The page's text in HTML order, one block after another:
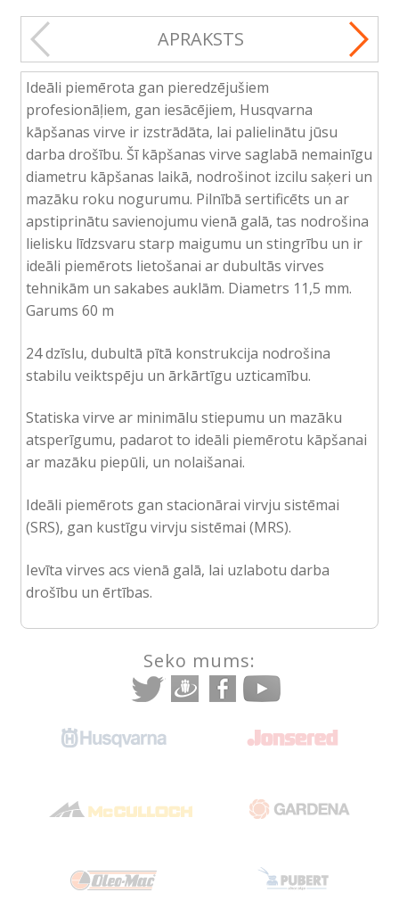
APRAKSTS
Ideāli piemērota gan pieredzējušiem
profesionāļiem, gan iesācējiem, Husqvarna
kāpšanas virve ir izstrādāta, lai palielinātu jūsu
darba drošību. Šī kāpšanas virve saglabā nemainīgu
diametru kāpšanas laikā, nodrošinot izcilu saķeri un
mazāku roku nogurumu. Pilnībā sertificēts un ar
apstiprinātu savienojumu vienā galā, tas nodrošina
lielisku līdzsvaru starp maigumu un stingrību un ir
ideāli piemērots lietošanai ar dubultās virves
tehnikām un sakabes auklām. Diametrs 11,5 mm.
Garums 60 m
24 dzīslu, dubultā pītā konstrukcija nodrošina
stabilu veiktspēju un ārkārtīgu uzticamību.
Statiska virve ar minimālu stiepumu un mazāku
atsperīgumu, padarot to ideāli piemērotu kāpšanai
ar mazāku piepūli, un nolaišanai.
Ideāli piemērots gan stacionārai virvju sistēmai
(SRS), gan kustīgu virvju sistēmai (MRS).
Ievīta virves acs vienā galā, lai uzlabotu darba
drošību un ērtības.
Seko mums: